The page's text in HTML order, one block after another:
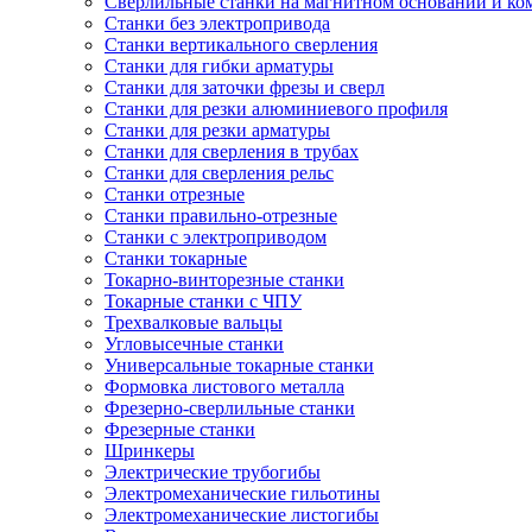
Станки без электропривода
Станки вертикального сверления
Станки для гибки арматуры
Станки для заточки фрезы и сверл
Станки для резки алюминиевого профиля
Станки для резки арматуры
Станки для сверления в трубах
Станки для сверления рельс
Станки отрезные
Станки правильно-отрезные
Станки с электроприводом
Станки токарные
Токарно-винторезные станки
Токарные станки с ЧПУ
Трехвалковые вальцы
Угловысечные станки
Универсальные токарные станки
Формовка листового металла
Фрезерно-сверлильные станки
Фрезерные станки
Шринкеры
Электрические трубогибы
Электромеханические гильотины
Электромеханические листогибы